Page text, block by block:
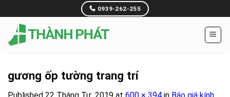
to
content
0939-262-255
gương ốp tường trang trí